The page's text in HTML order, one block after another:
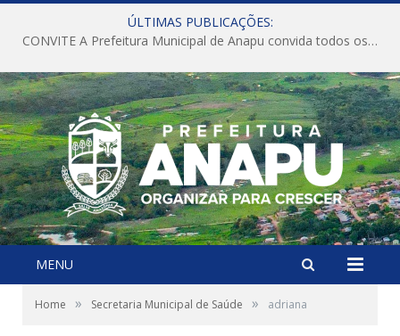
ÚLTIMAS PUBLICAÇÕES:
CONVITE A Prefeitura Municipal de Anapu convida todos os servidores públicos municipais para participarem da Audiência Pública de discussão da Lei de Diretrizes Orçamentárias (LDO), importante instrumento de planejamento das ações e investimentos da Administração Pública para o próximo exercício financeiro.
MENU
Home » Secretaria Municipal de Saúde » adriana